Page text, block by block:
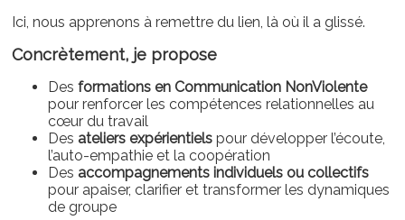
Ici, nous apprenons à remettre du lien, là où il a glissé.
Concrètement, je propose
Desformations en Communication NonViolente
pour renforcer les compétences relationnelles au
cœur du travail
Des ateliers expérientiels pour développer l’écoute,
l’auto-empathie et la coopération
Des accompagnements individuels ou collectifs
pour apaiser, clarifier et transformer les dynamiques
de groupe